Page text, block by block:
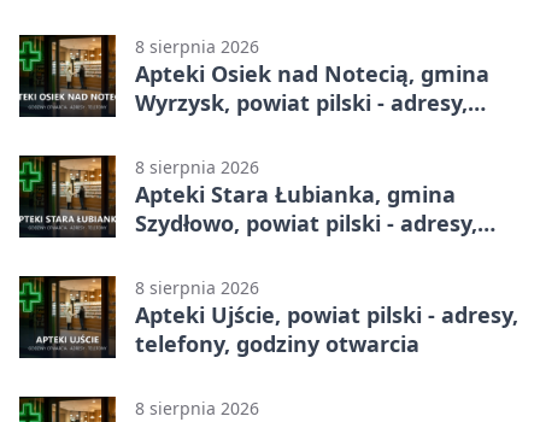
8 sierpnia 2026
Apteki Osiek nad Notecią, gmina
Wyrzysk, powiat pilski - adresy,
8 sierpnia 2026
Apteki Stara Łubianka, gmina
Szydłowo, powiat pilski - adresy,
8 sierpnia 2026
Apteki Ujście, powiat pilski - adresy,
telefony, godziny otwarcia
8 sierpnia 2026